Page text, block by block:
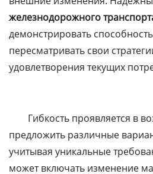
железнодорожного
демонстрировать
пересматривать свои
удовлетворения текущих
Гибкость проявляется в
предложить различные
учитывая уникальные
может включать изменение